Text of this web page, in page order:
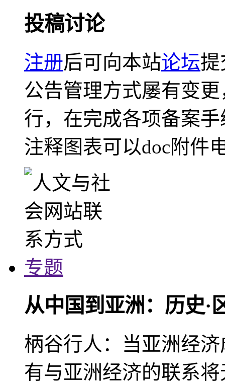
投稿讨论
注册后可向本站论坛提
公告管理方式屡有变
行，在完成各项备案
注释图表可以doc附件
专题
从中国到亚洲：历史·
柄谷行人：当亚洲经
有与亚洲经济的联系